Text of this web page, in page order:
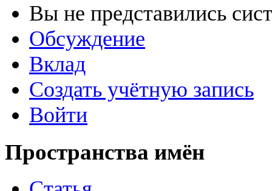
Вы не представились
Обсуждение
Вклад
Создать учётную запись
Войти
Пространства имён